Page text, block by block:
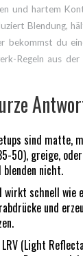
und hartem
Blendung,
bekommst du
Regeln aus
sind matte,
50), greige,
blenden nicht.
wirkt schnell wie
und
(Light